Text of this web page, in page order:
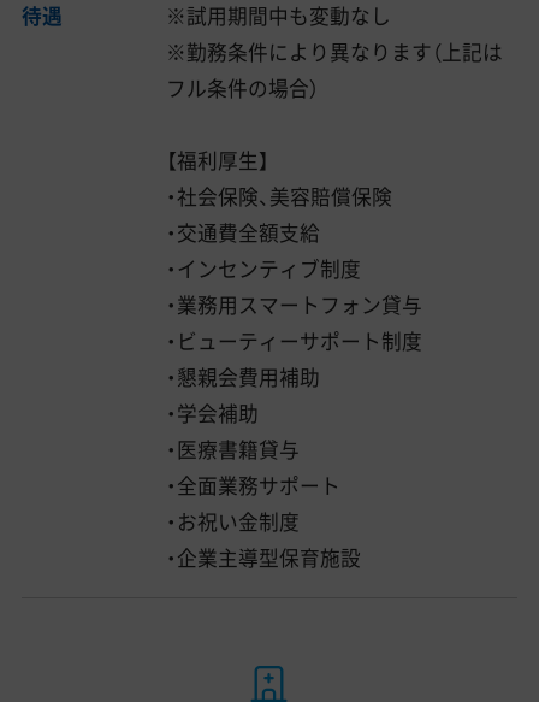
待遇
※試用期間中も変動なし
※勤務条件により異なります（上記は
フル条件の場合）
【福利厚生】
・社会保険、美容賠償保険
・交通費全額支給
・インセンティブ制度
・業務用スマートフォン貸与
・ビューティーサポート制度
・懇親会費用補助
・学会補助
・医療書籍貸与
・全面業務サポート
・お祝い金制度
・企業主導型保育施設